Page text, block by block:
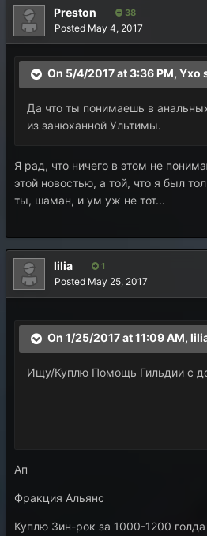
Preston 38
Posted May 4, 2017
On 5/4/2017 at 3:36 PM, Yxo
Да что ты понимаешь в
из занюханной Ультимы.
Я рад, что ничего в этом не
этой новостью, а той, что я был
ты, шаман, и ум уж не тот...
lilia 1
Posted May 25, 2017
On 1/25/2017 at 11:09 AM,
Ищу/Куплю Помощь Гильдии с
Ап
Фракция Альянс
Куплю Зин-рок за 1000-1200